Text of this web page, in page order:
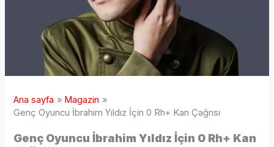
Ana sayfa
Magazin
Genç Oyuncu İbrahim Yıldız İçin 0 Rh+ Kan Çağrısı
Genç Oyuncu İbrahim Yıldız İçin 0 Rh+ Kan